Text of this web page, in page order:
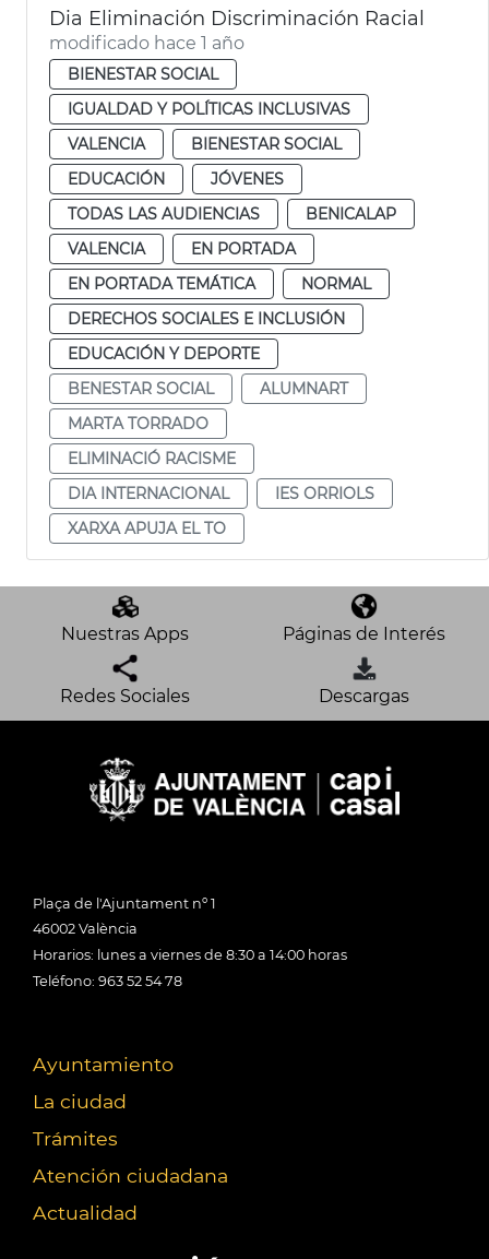
Dia Eliminación Discriminación Racial
modificado hace 1 año
BIENESTAR SOCIAL
IGUALDAD Y POLÍTICAS INCLUSIVAS
VALENCIA
BIENESTAR SOCIAL
EDUCACIÓN
JÓVENES
TODAS LAS AUDIENCIAS
BENICALAP
VALENCIA
EN PORTADA
EN PORTADA TEMÁTICA
NORMAL
DERECHOS SOCIALES E INCLUSIÓN
EDUCACIÓN Y DEPORTE
BENESTAR SOCIAL
ALUMNART
MARTA TORRADO
ELIMINACIÓ RACISME
DIA INTERNACIONAL
IES ORRIOLS
XARXA APUJA EL TO
Nuestras Apps Páginas de Interés
Redes Sociales Descargas
Plaça de l'Ajuntament nº 1
46002 València
Horarios: lunes a viernes de 8:30 a 14:00 horas
Teléfono: 963 52 54 78
Ayuntamiento
La ciudad
Trámites
Atención ciudadana
Actualidad